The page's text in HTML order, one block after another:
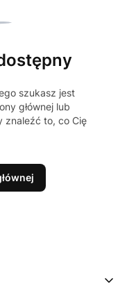
szukasz jest
głównej lub
znaleźć to, co Cię